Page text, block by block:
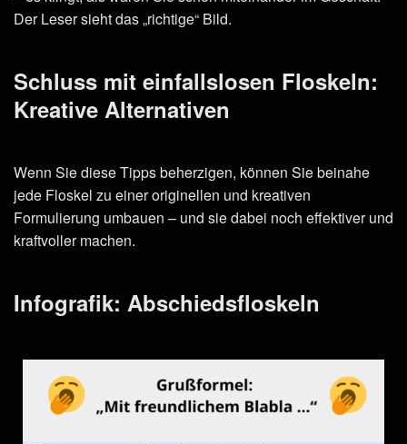
Der Leser sieht das „richtige“ Bild.
Schluss mit einfallslosen Floskeln:
Kreative Alternativen
Wenn Sie diese Tipps beherzigen, können Sie beinahe
jede Floskel zu einer originellen und kreativen
Formulierung umbauen – und sie dabei noch effektiver und
kraftvoller machen.
Infografik: Abschiedsfloskeln